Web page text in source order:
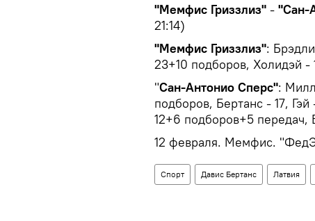
"Мемфис Гриззлиз" - "Сан-
21:14)
"Мемфис Гриззлиз":
23+10 подборов, Холидэй -
"Сан-Антонио Сперс":
подборов, Бертанс - 17,
12+6 подборов+5 передач,
12 февраля. Мемфис.
Спорт Давис Бертанс Латвия